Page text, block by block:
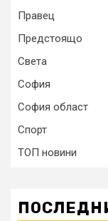
Правец
Предстоящо
Света
София
София област
Спорт
ТОП новини